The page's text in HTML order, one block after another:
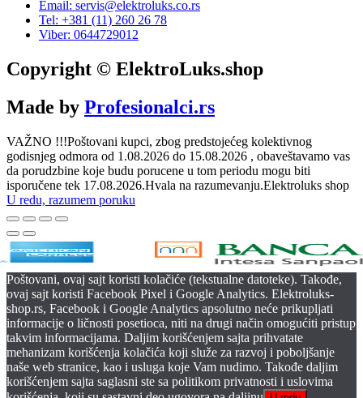
Email: servis@elektroluks.co.rs
Tel: +381 (11) 260 26 78
Viber: 0644729012
Copyright © ElektroLuks.shop
Made by Profesionalci.rs
VAŽNO !!!Poštovani kupci, zbog predstojećeg kolektivnog
godisnjeg odmora od 1.08.2026 do 15.08.2026 , obaveštavamo vas
da porudzbine koje budu porucene u tom periodu mogu biti
isporučene tek 17.08.2026.Hvala na razumevanju.Elektroluks shop
U redu, razumem poruku
Poštovani, ovaj sajt koristi kolačiće (tekstualne datoteke). Takođe,
ovaj sajt koristi Facebook Pixel i Google Analytics. Elektroluks-
shop.rs, Facebook i Google Analytics apsolutno neće prikupljati
informacije o ličnosti posetioca, niti na drugi način omogućiti pristup
takvim informacijama. Daljim korišćenjem sajta prihvatate
mehanizam korišćenja kolačića koji služe za razvoj i poboljšanje
naše web stranice, kao i usluga koje Vam nudimo. Takođe daljim
korišćenjem sajta saglasni ste sa politikom privatnosti i uslovima